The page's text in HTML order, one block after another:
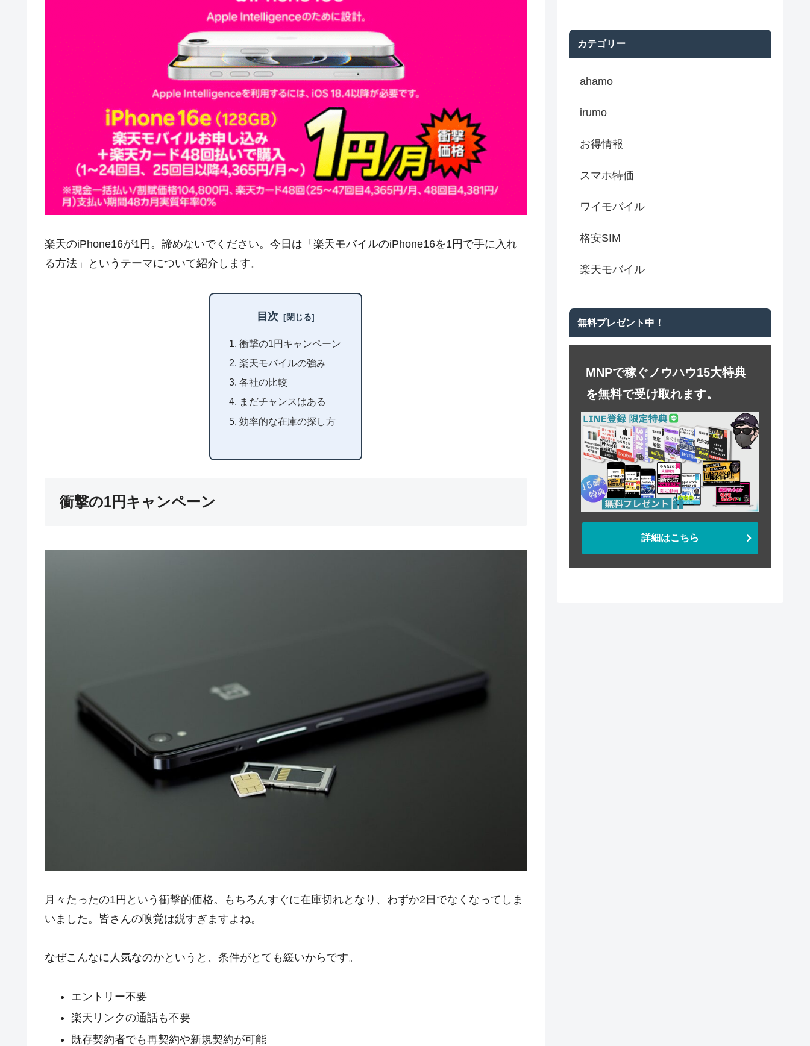
楽天のiPhone16が1円。諦めないでください。今日は「楽天モバイルのiPhone16を1円で手に入れ
る方法」というテーマについて紹介します。
目次
衝撃の1円キャンペーン
楽天モバイルの強み
各社の比較
まだチャンスはある
効率的な在庫の探し方
衝撃の1円キャンペーン
月々たったの1円という衝撃的価格。もちろんすぐに在庫切れとなり、わずか2日でなくなってしま
いました。皆さんの嗅覚は鋭すぎますよね。
なぜこんなに人気なのかというと、条件がとても緩いからです。
エントリー不要
楽天リンクの通話も不要
既存契約者でも再契約や新規契約が可能
カテゴリー
ahamo
irumo
お得情報
スマホ特価
ワイモバイル
格安SIM
楽天モバイル
無料プレゼント中！
MNPで稼ぐノウハウ15大特典
を無料で受け取れます。
詳細はこちら